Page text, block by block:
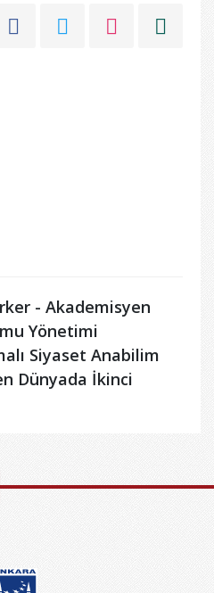
- Akademisyen
Yönetimi
Siyaset Anabilim
Dünyada İkinci